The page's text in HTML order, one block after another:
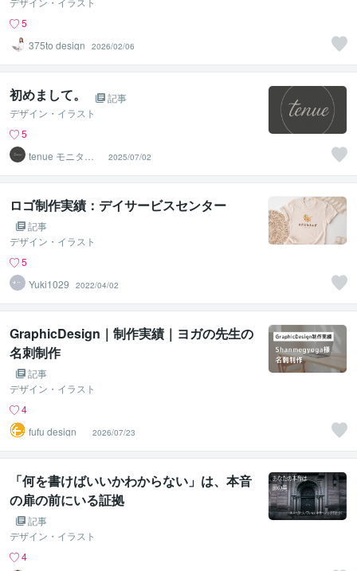
5
375to design
2026/02/06
初めまして。
記事
デザイン・イラスト
5
tenue モニター
募集中！
2025/07/02
ロゴ制作実績：デイサービスセンター
記事
デザイン・イラスト
5
Yuki1029
2022/04/02
GraphicDesign｜制作実績｜ヨガの先生の
名刺制作
記事
デザイン・イラスト
4
fufu design
2026/07/23
「何を書けばいいかわからない」は、本音
の扉の前にいる証拠
記事
デザイン・イラスト
4